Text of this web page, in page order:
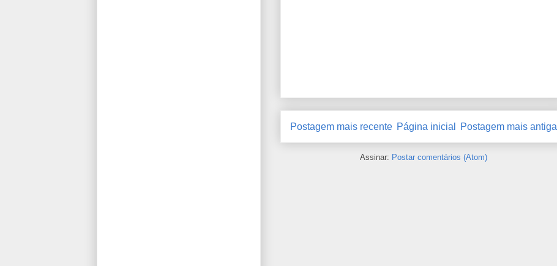
Postagem mais recente Postagem mais antiga
Página inicial
Assinar: Postar comentários (Atom)